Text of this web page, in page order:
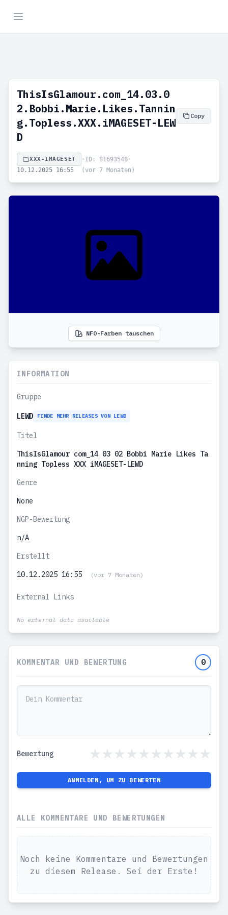
ThisIsGlamour.com_14.03.0
2.Bobbi.Marie.Likes.Tannin
g.Topless.XXX.iMAGESET-LEW
D
Copy
XXX-IMAGESET • ID: 81693548•
10.12.2025 16:55
(vor 7 Monaten)
NFO-Farben tauschen
INFORMATION
Gruppe
LEWD FINDE MEHR RELEASES VON LEWD
Titel
ThisIsGlamour com_14 03 02 Bobbi Marie Likes Ta
nning Topless XXX iMAGESET-LEWD
Genre
None
NGP-Bewertung
n/A
Erstellt
10.12.2025 16:55
(vor 7 Monaten)
External Links
No external data available
KOMMENTAR UND BEWERTUNG 0
Bewertung
ANMELDEN, UM ZU BEWERTEN
ALLE KOMMENTARE UND BEWERTUNGEN
Noch keine Kommentare und Bewertungen
zu diesem Release. Sei der Erste!